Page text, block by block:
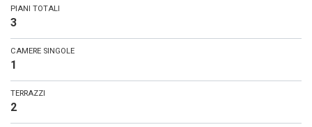
PIANI TOTALI
3
CAMERE SINGOLE
1
TERRAZZI
2